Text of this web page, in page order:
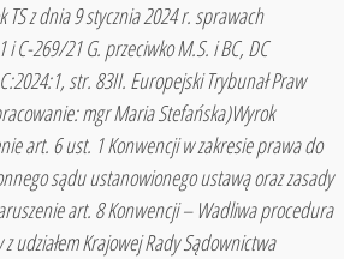
z dnia 9 stycznia 2024 r. sprawach
i C-269/21 G. przeciwko M.S. i BC, DC
str. 83II. Europejski Trybunał Praw
mgr Maria Stefańska)Wyrok
art. 6 ust. 1 Konwencji w zakresie prawa do
sądu ustanowionego ustawą oraz zasady
art. 8 Konwencji – Wadliwa procedura
udziałem Krajowej Rady Sądownictwa